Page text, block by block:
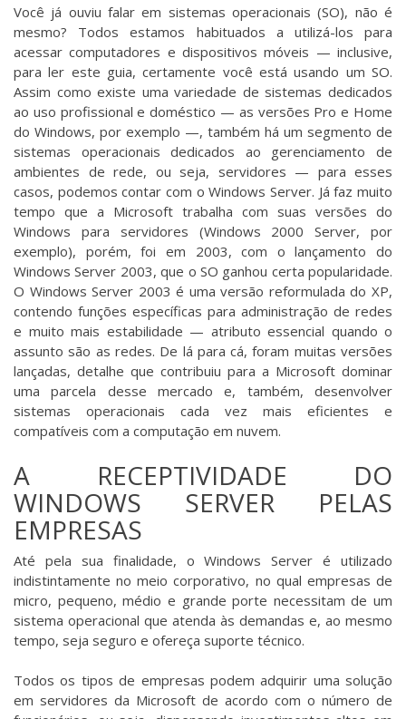
Você já ouviu falar em sistemas operacionais (SO), não é
mesmo? Todos estamos habituados a utilizá-los para
acessar computadores e dispositivos móveis — inclusive,
para ler este guia, certamente você está usando um SO.
Assim como existe uma variedade de sistemas dedicados
ao uso profissional e doméstico — as versões Pro e Home
do Windows, por exemplo —, também há um segmento de
sistemas operacionais dedicados ao gerenciamento de
ambientes de rede, ou seja, servidores — para esses
casos, podemos contar com o Windows Server. Já faz muito
tempo que a Microsoft trabalha com suas versões do
Windows para servidores (Windows 2000 Server, por
exemplo), porém, foi em 2003, com o lançamento do
Windows Server 2003, que o SO ganhou certa popularidade.
O Windows Server 2003 é uma versão reformulada do XP,
contendo funções específicas para administração de redes
e muito mais estabilidade — atributo essencial quando o
assunto são as redes. De lá para cá, foram muitas versões
lançadas, detalhe que contribuiu para a Microsoft dominar
uma parcela desse mercado e, também, desenvolver
sistemas operacionais cada vez mais eficientes e
compatíveis com a computação em nuvem.
A RECEPTIVIDADE DO
WINDOWS SERVER PELAS
EMPRESAS
Até pela sua finalidade, o Windows Server é utilizado
indistintamente no meio corporativo, no qual empresas de
micro, pequeno, médio e grande porte necessitam de um
sistema operacional que atenda às demandas e, ao mesmo
tempo, seja seguro e ofereça suporte técnico.
Todos os tipos de empresas podem adquirir uma solução
em servidores da Microsoft de acordo com o número de